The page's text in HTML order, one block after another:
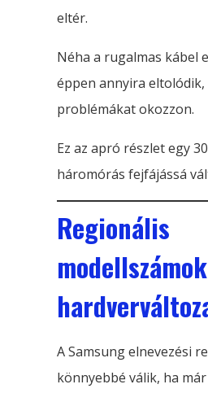
eltér.
Néha a rugalmas kábel
éppen annyira
problémákat okozzon.
Ez az apró részlet egy
háromórás fejfájássá
Regionális
A Samsung elnevezési
könnyebbé válik, ha